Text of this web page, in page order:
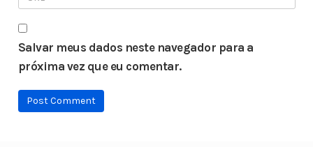
Salvar meus dados neste navegador para a
próxima vez que eu comentar.